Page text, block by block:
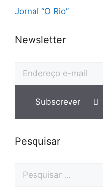
Jornal “O Rio”
Newsletter
Pesquisar
por: